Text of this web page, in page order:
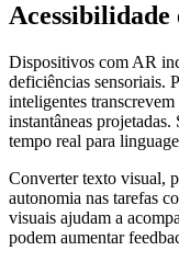
Acessibilidade
Dispositivos com AR
deficiências sensoriais.
inteligentes
instantâneas
tempo real para
Converter texto visual,
autonomia nas tarefas
visuais ajudam a
podem aumentar